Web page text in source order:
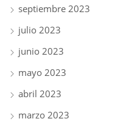
septiembre 2023
julio 2023
junio 2023
mayo 2023
abril 2023
marzo 2023